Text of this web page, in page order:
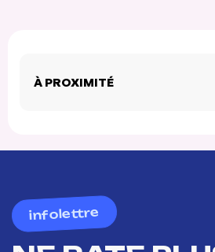
À PROXIMITÉ
infolettre